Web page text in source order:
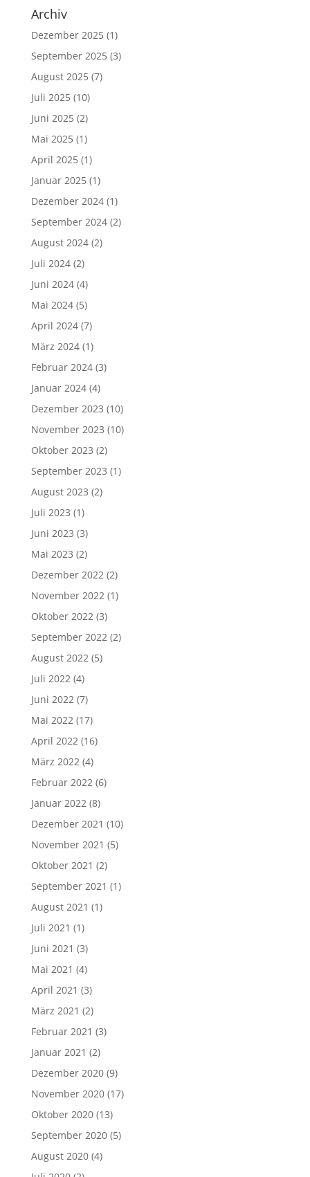
Archiv
Dezember 2025(1)
September 2025(3)
August 2025(7)
Juli 2025(10)
Juni 2025(2)
Mai 2025(1)
April 2025(1)
Januar 2025(1)
Dezember 2024(1)
September 2024(2)
August 2024(2)
Juli 2024(2)
Juni 2024(4)
Mai 2024(5)
April 2024(7)
März 2024(1)
Februar 2024(3)
Januar 2024(4)
Dezember 2023 (10)
November 2023 (10)
Oktober 2023 (2)
September 2023 (1)
August 2023 (2)
Juli 2023 (1)
Juni 2023 (3)
Mai 2023 (2)
Dezember 2022(2)
November 2022(1)
Oktober 2022(3)
September 2022(2)
August 2022(5)
Juli 2022(4)
Juni 2022(7)
Mai 2022(17)
April 2022(16)
März 2022(4)
Februar 2022(6)
Januar 2022(8)
Dezember 2021 (10)
November 2021 (5)
Oktober 2021 (2)
September 2021 (1)
August 2021 (1)
Juli 2021 (1)
Juni 2021 (3)
Mai 2021 (4)
April 2021 (3)
März 2021 (2)
Februar 2021 (3)
Januar 2021 (2)
Dezember 2020(9)
November 2020(17)
Oktober 2020(13)
September 2020(5)
August 2020(4)